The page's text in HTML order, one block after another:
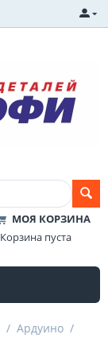
МОЯ КОРЗИНА
Корзина пуста
/ Ардуино /